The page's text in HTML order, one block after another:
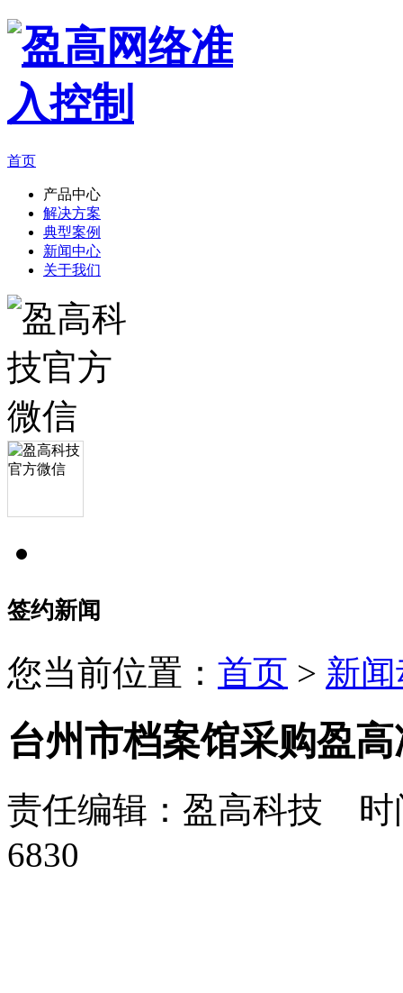
首页
产品中心
解决方案
典型案例
新闻中心
关于我们
签约新闻
您当前位置： 首页 > 新
台州市档案馆采购盈
责任编辑：盈高科技 时
6830